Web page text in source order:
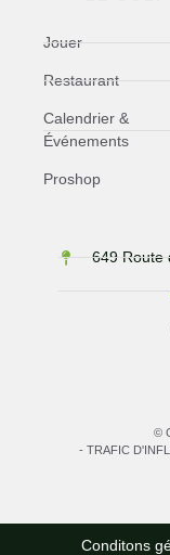
Jouer
Restaurant
Calendrier &
Événements
Proshop
649 Route
©
- TRAFIC
Conditons